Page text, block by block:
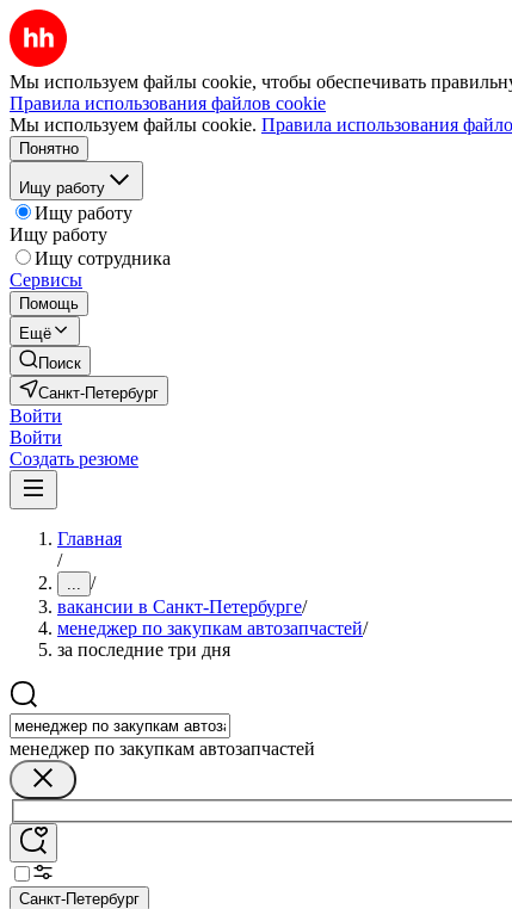
Мы используем файлы cookie, чтобы обеспечивать
Правила использования файлов cookie
Мы используем файлы cookie. Правила использования
Понятно
Ищу работу
Ищу работу
Ищу работу
Ищу сотрудника
Сервисы
Помощь
Ещё
Поиск
Санкт-Петербург
Войти
Войти
Создать резюме
Главная
/
... /
вакансии в Санкт-Петербурге/
менеджер по закупкам автозапчастей/
за последние три дня
менеджер по закупкам автозапчастей
Санкт-Петербург